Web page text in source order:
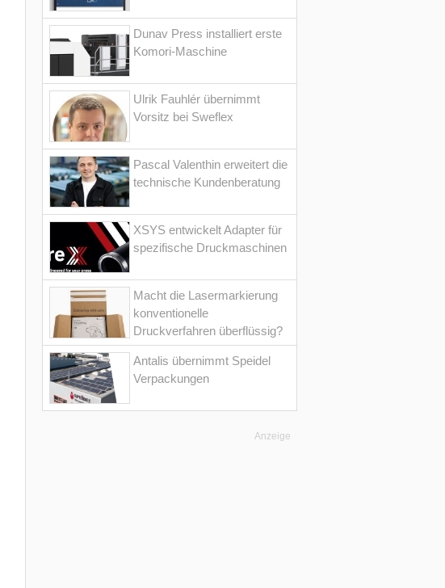
Dunav Press installiert erste
Komori-Maschine
Ulrik Fauhlér übernimmt
Vorsitz bei Sweflex
Pascal Valenthin erweitert die
technische Kundenberatung
XSYS entwickelt Adapter für
spezifische Druckmaschinen
Macht die Lasermarkierung
konventionelle
Druckverfahren überflüssig?
Antalis übernimmt Speidel
Verpackungen
Anzeige